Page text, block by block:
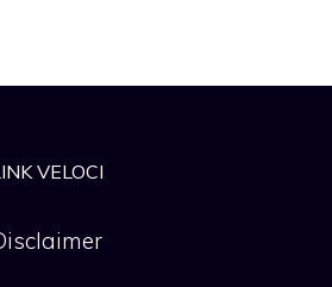
VELOCI